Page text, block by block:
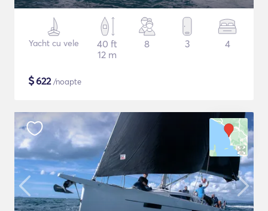
Yacht cu vele
40 ft
12 m
8 3 4
$622/noapte